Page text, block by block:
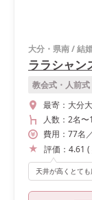
大分・県南/結
ララシャン
教会式・人前式
最寄： 大分
人数： 2名〜
費用： 77名 ／
評価： 4.61 (